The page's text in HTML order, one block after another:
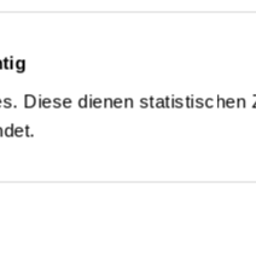
Diese dienen